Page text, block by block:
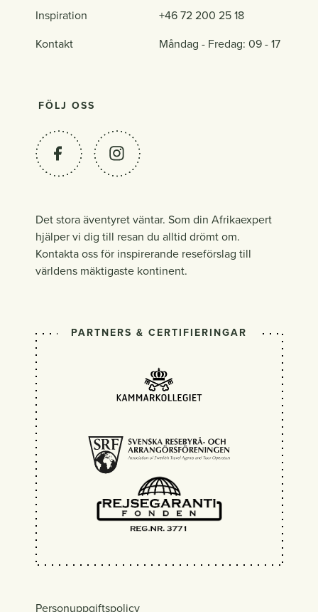
Inspiration
Kontakt
+46 72 200 25 18
Måndag - Fredag: 09 - 17
FÖLJ OSS
Det stora äventyret väntar. Som din Afrikaexpert
hjälper vi dig till resan du alltid drömt om.
Kontakta oss för inspirerande reseförslag till
världens mäktigaste kontinent.
PARTNERS & CERTIFIERINGAR
Personuppgiftspolicy